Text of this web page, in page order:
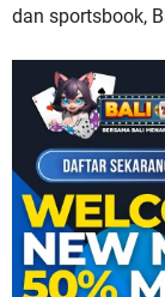
Buana88
Terbesar
dan sportsbook,